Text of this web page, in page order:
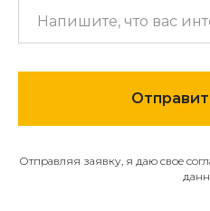
Отправляя заявку, я даю свое
О компании
Доставка и